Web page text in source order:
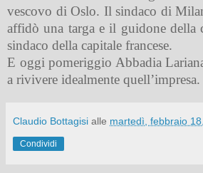
vescovo di Oslo. Il sindaco di
affidò una targa e il guidone della
sindaco della capitale francese.
E oggi pomeriggio Abbadia
a rivivere idealmente quell’impresa.
Claudio Bottagisi alle martedì, febbraio
Condividi